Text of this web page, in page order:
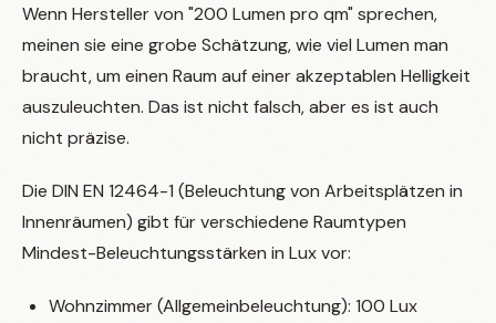
Wenn Hersteller von "200 Lumen pro qm" sprechen,
meinen sie eine grobe Schätzung, wie viel Lumen man
braucht, um einen Raum auf einer akzeptablen Helligkeit
auszuleuchten. Das ist nicht falsch, aber es ist auch
nicht präzise.
Die DIN EN 12464-1 (Beleuchtung von Arbeitsplätzen in
Innenräumen) gibt für verschiedene Raumtypen
Mindest-Beleuchtungsstärken in Lux vor:
Wohnzimmer (Allgemeinbeleuchtung): 100 Lux